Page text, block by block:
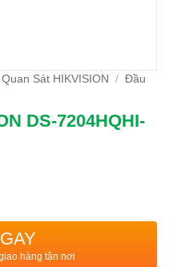
Sát HIKVISION / Đầu
DS-7204HQHI-
hàng tận nơi